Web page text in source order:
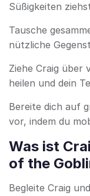
Süßigkeiten
Tausche
nützliche
Ziehe Craig über
heilen und dein
Bereite dich auf
vor, indem du
Was ist
of the
Begleite Craig